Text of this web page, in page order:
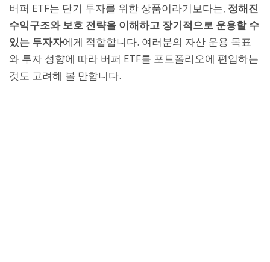
버퍼 ETF는 단기 투자를 위한 상품이라기보다는, 정해진
수익구조와 보호 전략을 이해하고 장기적으로 운용할 수
있는 투자자에게 적합합니다. 여러분의 자산 운용 목표
와 투자 성향에 따라 버퍼 ETF를 포트폴리오에 편입하는
것도 고려해 볼 만합니다.